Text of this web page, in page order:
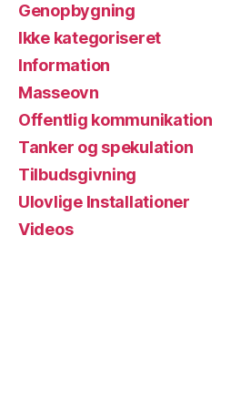
Genopbygning
Ikke kategoriseret
Information
Masseovn
Offentlig kommunikation
Tanker og spekulation
Tilbudsgivning
Ulovlige Installationer
Videos